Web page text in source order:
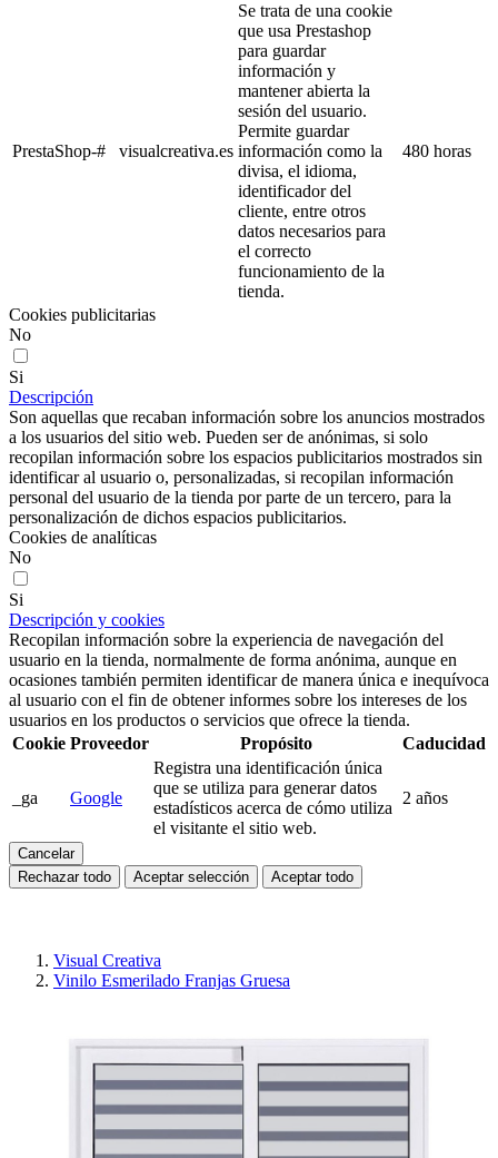
PrestaShop-# visualcreativa.es
Se trata de una cookie
que usa Prestashop
para guardar
información y
mantener abierta la
sesión del usuario.
Permite guardar
información como la
divisa, el idioma,
identificador del
cliente, entre otros
datos necesarios para
el correcto
funcionamiento de la
tienda.
480 horas
Cookies publicitarias
No
Si
Descripción
Son aquellas que recaban información sobre los anuncios mostrados
a los usuarios del sitio web. Pueden ser de anónimas, si solo
recopilan información sobre los espacios publicitarios mostrados sin
identificar al usuario o, personalizadas, si recopilan información
personal del usuario de la tienda por parte de un tercero, para la
personalización de dichos espacios publicitarios.
Cookies de analíticas
No
Si
Descripción y cookies
Recopilan información sobre la experiencia de navegación del
usuario en la tienda, normalmente de forma anónima, aunque en
ocasiones también permiten identificar de manera única e inequívoca
al usuario con el fin de obtener informes sobre los intereses de los
usuarios en los productos o servicios que ofrece la tienda.
Cookie Proveedor Propósito Caducidad
_ga Google
Registra una identificación única
que se utiliza para generar datos
estadísticos acerca de cómo utiliza
el visitante el sitio web.
2 años
Cancelar
Rechazar todo
Aceptar selección Aceptar todo
Visual Creativa
Vinilo Esmerilado Franjas Gruesa